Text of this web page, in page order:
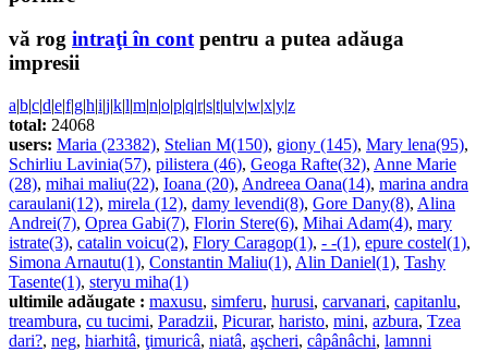
vă rog intraţi în contpentru a putea adăuga
impresii
a|b|c|d|e|f|g|h|i|j|k|l|m|n|o|p|q|r|s|t|u|v|w|x|y|z
total: 24068
users: Maria (23382), Stelian M(150), giony (145), Mary lena(95),
Schirliu Lavinia(57), pilistera (46), Geoga Rafte(32), Anne Marie
(28), mihai maliu(22), Ioana (20), Andreea Oana(14), marina andra
caraulani(12), mirela (12), damy levendi(8), Gore Dany(8), Alina
Andrei(7), Oprea Gabi(7), Florin Stere(6), Mihai Adam(4), mary
istrate(3), catalin voicu(2), Flory Caragop(1), - -(1), epure costel(1),
Simona Arnautu(1), Constantin Maliu(1), Alin Daniel(1), Tashy
Tasente(1), steryu miha(1)
ultimile adăugate : maxusu, simferu, hurusi, carvanari, capitanlu,
treambura, cu tucimi, Paradzii, Picurar, haristo, mini, azbura, Tzea
dari?, neg, hiarhitâ, ţimuricâ, niatâ, aşcheri, câpânâchi, lamnni